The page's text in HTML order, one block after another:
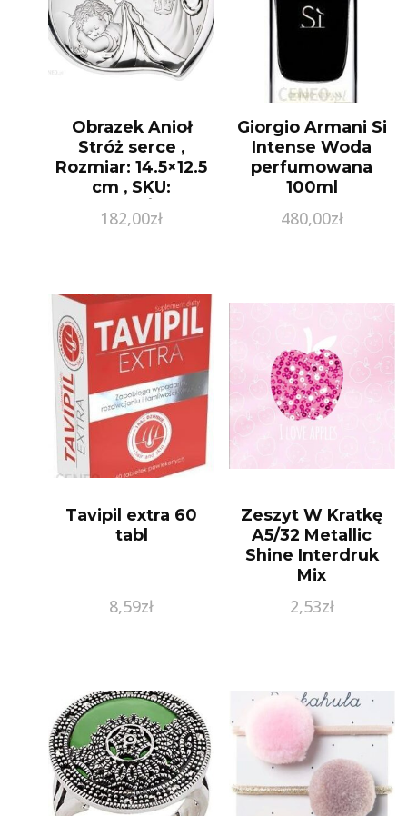
Obrazek Anioł
Stróż serce ,
Rozmiar: 14.5×12.5
cm , SKU:
182,00zł
Giorgio Armani Si
Intense Woda
perfumowana
100ml
480,00zł
Tavipil extra 60
tabl
8,59zł
Zeszyt W Kratkę
A5/32 Metallic
Shine Interdruk
Mix
2,53zł